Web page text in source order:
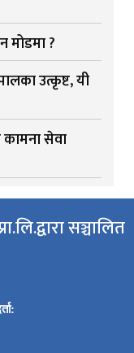
मोडमा ?
उत्कृष्ट, यी
कामना सेवा
सञ्चालित